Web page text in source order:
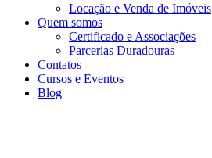
Locação e Venda de Imóveis
Quem somos
Certificado e Associações
Parcerias Duradouras
Contatos
Cursos e Eventos
Blog